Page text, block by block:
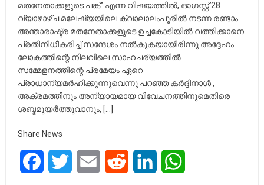
മതനേതാക്കളുടെ പങ്ക്” എന്ന വിഷയത്തിൽ, ഓഗസ്റ്റ് 28
വ്യാഴാഴ്ച മലേഷ്യയിലെ ക്വാലാലംപൂരിൽ നടന്ന രണ്ടാം
അന്താരാഷ്ട്ര മതനേതാക്കളുടെ ഉച്ചകോടിയിൽ വത്തിക്കാനെ
പ്രതിനിധീകരിച്ച് സന്ദേശം നല്‍കുകയായിരിന്നു അദ്ദേഹം.
ലോകത്തിന്റെ നിലവിലെ സാഹചര്യത്തിൽ
സമ്മേളനത്തിന്റെ പ്രമേയം ഏറെ
പ്രാധാന്യമർഹിക്കുന്നുവെന്നു പറഞ്ഞ കർദ്ദിനാൾ ,
അക്രമത്തിനും അന്യായമായ വിവേചനത്തിനുമെതിരെ
ശബ്ദമുയർത്തുവാനും, […]
Share News
FacebookTwitter Email Reddit LinkedIn